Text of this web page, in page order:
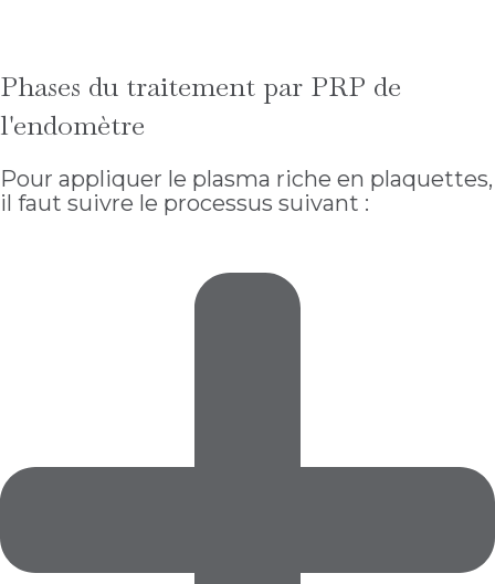
Phases du traitement par PRP de
l'endomètre
Pour appliquer le plasma riche en plaquettes,
il faut suivre le processus suivant :